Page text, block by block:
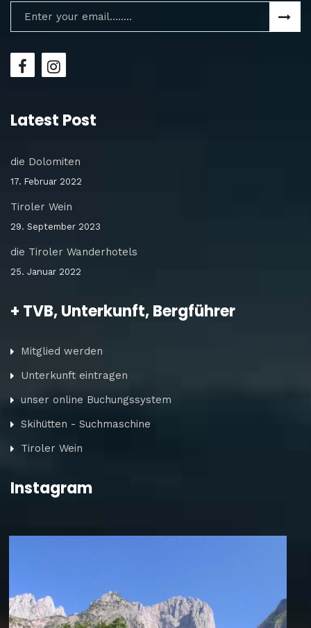
Latest Post
die Dolomiten
17. Februar 2022
Tiroler Wein
29. September 2023
die Tiroler Wanderhotels
25. Januar 2022
+ TVB, Unterkunft, Bergführer
Mitglied werden
Unterkunft eintragen
unser online Buchungssystem
Skihütten - Suchmaschine
Tiroler Wein
Instagram